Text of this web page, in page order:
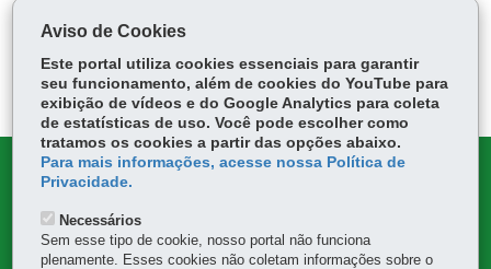
ok
itt
er
Ap
p
DENUNCIE CORRUPÇÃO
OUVIDORIA
Aviso de Cookies
Este portal utiliza cookies essenciais para garantir
seu funcionamento, além de cookies do YouTube para
exibição de vídeos e do Google Analytics para coleta
de estatísticas de uso. Você pode escolher como
tratamos os cookies a partir das opções abaixo.
Para mais informações, acesse nossa Política de
Privacidade.
Necessários
Sem esse tipo de cookie, nosso portal não funciona
plenamente. Esses cookies não coletam informações sobre o